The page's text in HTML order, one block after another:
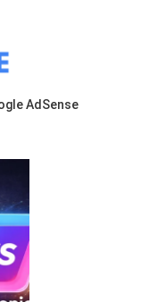
AdSense